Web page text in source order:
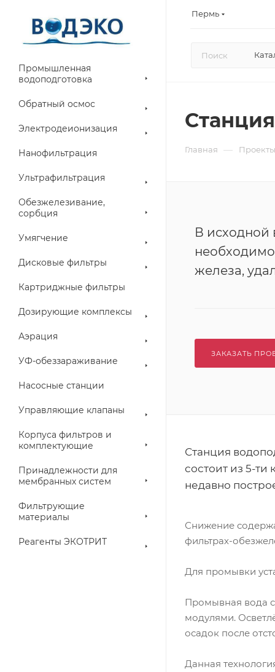
Пермь
Промышленная
водоподготовка
Обратный осмос
Электродеионизация
Нанофильтрация
Ультрафильтрация
Обезжелезивание,
сорбция
Умягчение
Дисковые фильтры
Картриджные фильтры
Дозирующие комплексы
Аэрация
УФ-обеззараживание
Насосные станции
Управляющие клапаны
Корпуса фильтров и
комплектующие
Принадлежности для
мембранных систем
Фильтрующие
материалы
Реагенты ЭКОТРИТ
Главная — Проекты
В исходной
железа,
ЗАКАЗАТЬ
Станция
состоит из 5-ти
недавно
Снижение
фильтрах-
Для промывки
Промывная вода с
модулями.
осадок после
Данная